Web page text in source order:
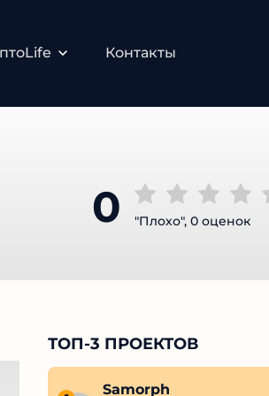
Контакты
0 "Плохо", 0 оценок
Alexey Davidov
ТОП-3 ПРОЕКТОВ
Samorph